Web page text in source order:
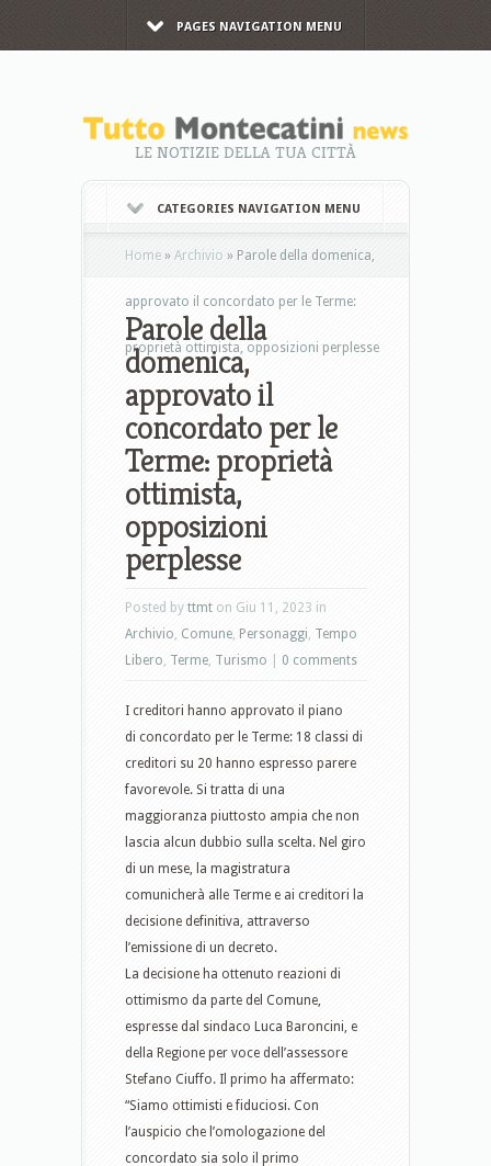
PAGES NAVIGATION MENU
LE NOTIZIE DELLA TUA CITTÀ
CATEGORIES NAVIGATION MENU
Home » Archivio » Parole della domenica,
approvato il concordato per le Terme:
proprietà ottimista, opposizioni perplesse
Parole della
domenica,
approvato il
concordato per le
Terme: proprietà
ottimista,
opposizioni
perplesse
Posted by ttmt on Giu 11, 2023 in
Archivio, Comune, Personaggi, Tempo
Libero, Terme, Turismo 0 comments
I creditori hanno approvato il piano
di concordato per le Terme: 18 classi di
creditori su 20 hanno espresso parere
favorevole. Si tratta di una
maggioranza piuttosto ampia che non
lascia alcun dubbio sulla scelta. Nel giro
di un mese, la magistratura
comunicherà alle Terme e ai creditori la
decisione definitiva, attraverso
l’emissione di un decreto.
La decisione ha ottenuto reazioni di
ottimismo da parte del Comune,
espresse dal sindaco Luca Baroncini, e
della Regione per voce dell’assessore
Stefano Ciuffo. Il primo ha affermato:
“Siamo ottimisti e fiduciosi. Con
l’auspicio che l’omologazione del
concordato sia solo il primo